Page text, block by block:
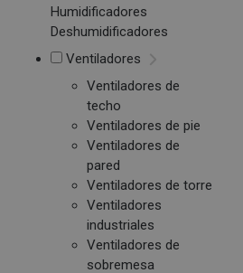
Humidificadores
Deshumidificadores
Ventiladores
Ventiladores de
techo
Ventiladores de pie
Ventiladores de
pared
Ventiladores de torre
Ventiladores
industriales
Ventiladores de
sobremesa